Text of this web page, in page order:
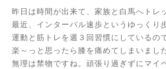
昨日は時間が出来て、家族と白馬へトレ
最近、インターバル速歩というゆっくり
運動と筋トレを週３回習慣にしているの
楽～っと思ったら膝を痛めてしまいまし
無理は禁物ですね。頑張り過ぎずにマイ